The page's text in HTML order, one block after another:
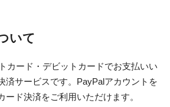
いて
カード・デビットカードでお支払いい
済サービスです。PayPalアカウントを
ード決済をご利用いただけます。